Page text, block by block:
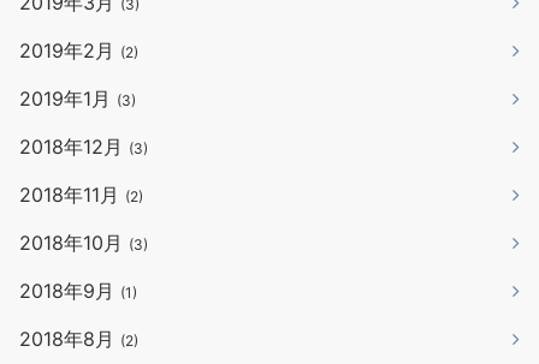
(3)
2019年2月 (2)
2019年1月 (3)
2018年12月 (3)
2018年11月 (2)
2018年10月 (3)
2018年9月 (1)
2018年8月 (2)